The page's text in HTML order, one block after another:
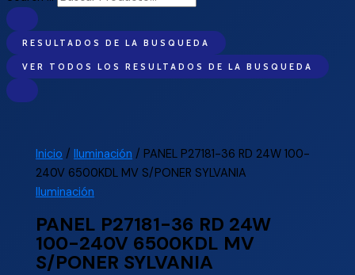
RESULTADOS DE LA BUSQUEDA
VER TODOS LOS RESULTADOS DE LA BUSQUEDA
Inicio /Iluminación / PANEL P27181-36 RD 24W 100-
240V 6500KDL MV S/PONER SYLVANIA
Iluminación
PANEL P27181-36 RD 24W
100-240V 6500KDL MV
S/PONER SYLVANIA